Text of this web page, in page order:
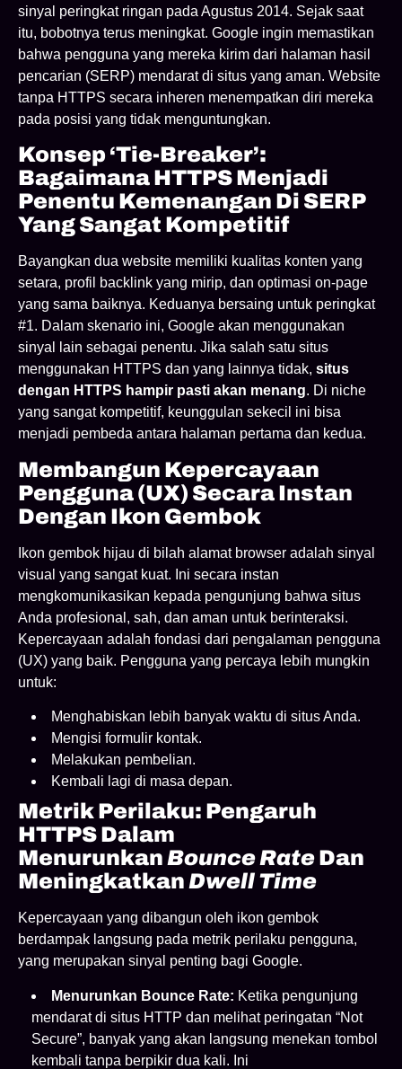
sinyal peringkat ringan pada Agustus 2014. Sejak saat
itu, bobotnya terus meningkat. Google ingin memastikan
bahwa pengguna yang mereka kirim dari halaman hasil
pencarian (SERP) mendarat di situs yang aman. Website
tanpa HTTPS secara inheren menempatkan diri mereka
pada posisi yang tidak menguntungkan.
Konsep ‘Tie-Breaker’:
Bagaimana HTTPS Menjadi
Penentu Kemenangan Di SERP
Yang Sangat Kompetitif
Bayangkan dua website memiliki kualitas konten yang
setara, profil backlink yang mirip, dan optimasi on-page
yang sama baiknya. Keduanya bersaing untuk peringkat
#1. Dalam skenario ini, Google akan menggunakan
sinyal lain sebagai penentu. Jika salah satu situs
menggunakan HTTPS dan yang lainnya tidak, situs
dengan HTTPS hampir pasti akan menang. Di niche
yang sangat kompetitif, keunggulan sekecil ini bisa
menjadi pembeda antara halaman pertama dan kedua.
Membangun Kepercayaan
Pengguna (UX) Secara Instan
Dengan Ikon Gembok
Ikon gembok hijau di bilah alamat browser adalah sinyal
visual yang sangat kuat. Ini secara instan
mengkomunikasikan kepada pengunjung bahwa situs
Anda profesional, sah, dan aman untuk berinteraksi.
Kepercayaan adalah fondasi dari pengalaman pengguna
(UX) yang baik. Pengguna yang percaya lebih mungkin
untuk:
Menghabiskan lebih banyak waktu di situs Anda.
Mengisi formulir kontak.
Melakukan pembelian.
Kembali lagi di masa depan.
Metrik Perilaku: Pengaruh
HTTPS Dalam
MenurunkanBounce RateDan
MeningkatkanDwell Time
Kepercayaan yang dibangun oleh ikon gembok
berdampak langsung pada metrik perilaku pengguna,
yang merupakan sinyal penting bagi Google.
Menurunkan Bounce Rate: Ketika pengunjung
mendarat di situs HTTP dan melihat peringatan “Not
Secure”, banyak yang akan langsung menekan tombol
kembali tanpa berpikir dua kali. Ini